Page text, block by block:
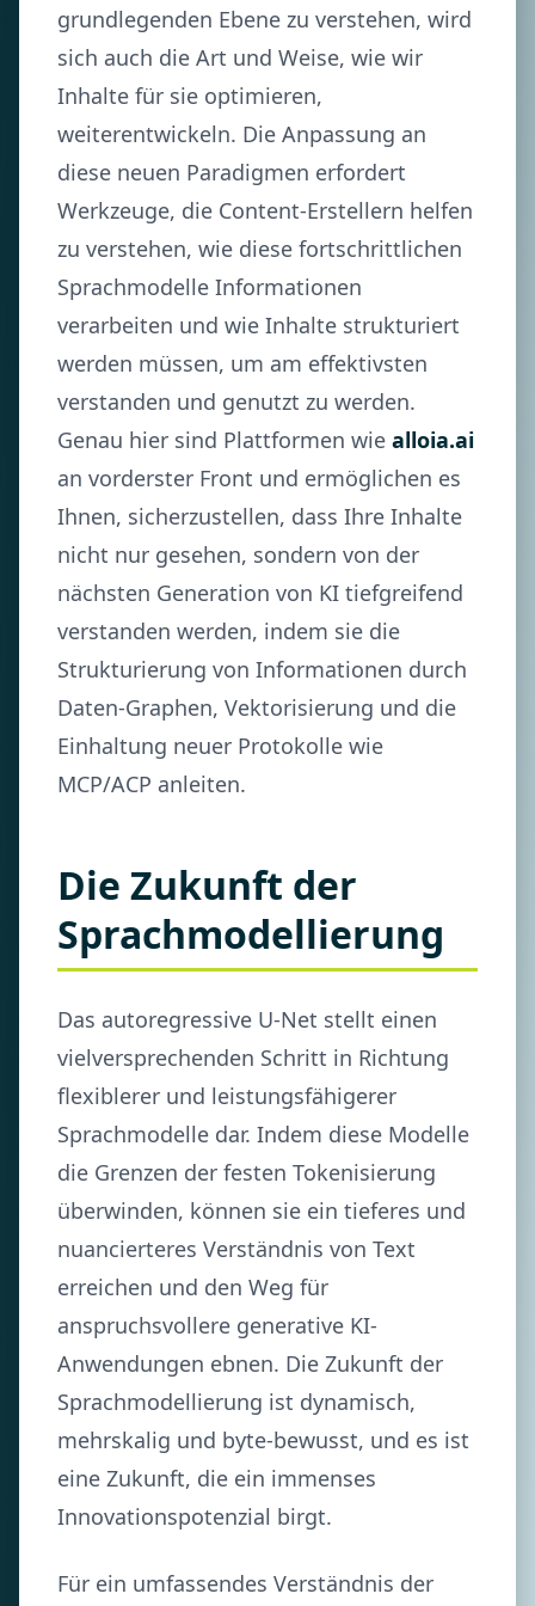
grundlegenden Ebene zu verstehen, wird
sich auch die Art und Weise, wie wir
Inhalte für sie optimieren,
weiterentwickeln. Die Anpassung an
diese neuen Paradigmen erfordert
Werkzeuge, die Content-Erstellern helfen
zu verstehen, wie diese fortschrittlichen
Sprachmodelle Informationen
verarbeiten und wie Inhalte strukturiert
werden müssen, um am effektivsten
verstanden und genutzt zu werden.
Genau hier sind Plattformen wie alloia.ai
an vorderster Front und ermöglichen es
Ihnen, sicherzustellen, dass Ihre Inhalte
nicht nur gesehen, sondern von der
nächsten Generation von KI tiefgreifend
verstanden werden, indem sie die
Strukturierung von Informationen durch
Daten-Graphen, Vektorisierung und die
Einhaltung neuer Protokolle wie
MCP/ACP anleiten.
Die Zukunft der
Sprachmodellierung
Das autoregressive U-Net stellt einen
vielversprechenden Schritt in Richtung
flexiblerer und leistungsfähigerer
Sprachmodelle dar. Indem diese Modelle
die Grenzen der festen Tokenisierung
überwinden, können sie ein tieferes und
nuancierteres Verständnis von Text
erreichen und den Weg für
anspruchsvollere generative KI-
Anwendungen ebnen. Die Zukunft der
Sprachmodellierung ist dynamisch,
mehrskalig und byte-bewusst, und es ist
eine Zukunft, die ein immenses
Innovationspotenzial birgt.
Für ein umfassendes Verständnis der